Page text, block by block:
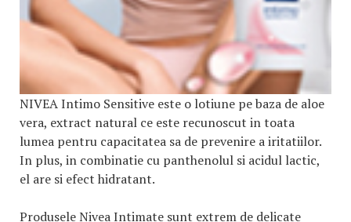
NIVEA Intimo Sensitive este o lotiune pe baza de aloe
vera, extract natural ce este recunoscut in toata
lumea pentru capacitatea sa de prevenire a iritatiilor.
In plus, in combinatie cu panthenolul si acidul lactic,
el are si efect hidratant.
Produsele Nivea Intimate sunt extrem de delicate